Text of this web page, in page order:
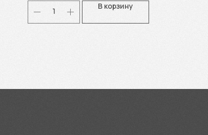
В корзину